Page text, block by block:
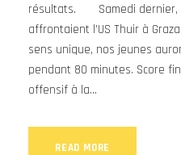
résultats. Samedi dernier,
affrontaient l’US Thuir à
sens unique, nos jeunes
pendant 80 minutes. Score
offensif à la...
READ MORE